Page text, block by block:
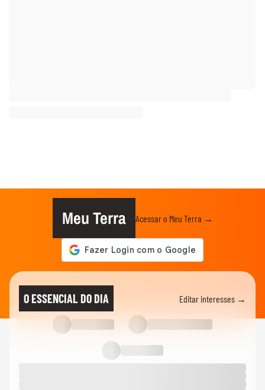
Meu Terra Acessar o Meu Terra →
O ESSENCIAL DO DIA Editar interesses →